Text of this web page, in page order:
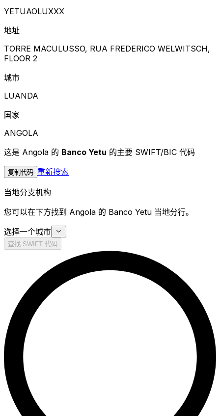
YETUAOLUXXX
地址
TORRE MACULUSSO, RUA FREDERICO WELWITSCH,
FLOOR 2
城市
LUANDA
国家
ANGOLA
这是 Angola 的 Banco Yetu 的主要 SWIFT/BIC 代码
复制代码 重新搜索
当地分支机构
您可以在下方找到 Angola 的 Banco Yetu 当地分行。
选择一个城市
查找 SWIFT 代码